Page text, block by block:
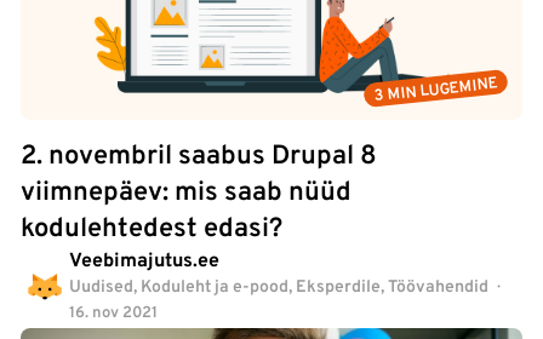
3 MIN LUGEMINE
2. novembril saabus Drupal 8
viimnepäev: mis saab nüüd
kodulehtedest edasi?
Veebimajutus.ee
Uudised, Koduleht ja e-pood, Eksperdile,Töövahendid
16. nov 2021